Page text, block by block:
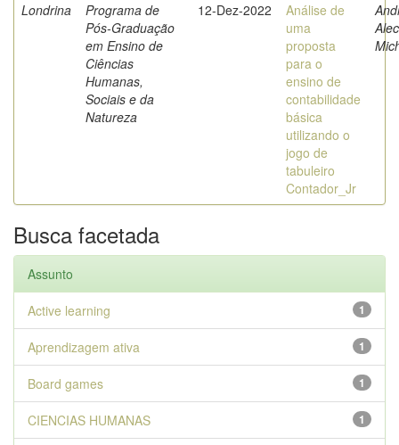
Londrina
Programa de
Pós-Graduação
em Ensino de
Ciências
Humanas,
Sociais e da
Natureza
12-Dez-2022
Análise de
uma
proposta
para o
ensino de
contabilidade
básica
utilizando o
jogo de
tabuleiro
Contador_Jr
Busca facetada
Assunto
1
Active learning
1
Aprendizagem ativa
1
Board games
1
CIENCIAS HUMANAS